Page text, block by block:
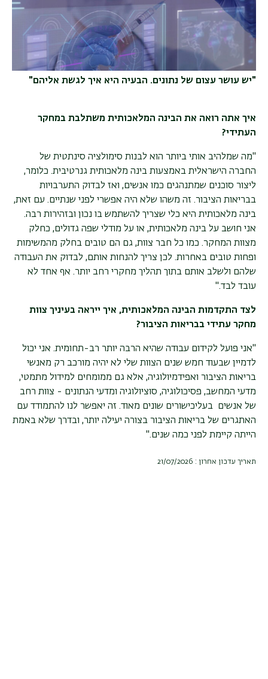
"יש עושר עצום של נתונים. הבעיה היא איך לגשת אליהם"
איך אתה רואה את הבינה המלאכותית משתלבת במחקר
העתידי?
"מה שמלהיב אותי ביותר הוא לבנות סימולציה סינתטית של
החברה הישראלית באמצעות בינה מלאכותית גנרטיבית. כלומר,
ליצור סוכנים שמתנהגים כמו אנשים, ואז לבדוק התערבויות
בבריאות הציבור. זה משהו שלא היה אפשרי לפני שנתיים. עם זאת,
בינה מלאכותית היא כלי שצריך להשתמש בו נכון ובזהירות רבה.
אני חושב על בינה מלאכותית, או על מודלי שפה גדולים, כחלק
מצוות המחקר. כמו כל חבר צוות, גם הם טובים בחלק מהמשימות
ופחות טובים באחרות. לכן צריך להנחות אותם, לבדוק את העבודה
שלהם ולשלב אותם בתוך תהליך מחקרי רחב יותר. אף אחד לא
עובד לבד".
לצד התקדמות הבינה המלאכותית, איך ייראה בעיניך צוות
מחקר עתידי בבריאות הציבור?
"אני פועל לקידום עבודה שהיא הרבה יותר רב-תחומית. אני יכול
לדמיין שבעוד חמש שנים הצוות שלי לא יהיה מורכב רק מאנשי
בריאות הציבור ואפידמיולוגיה, אלא גם ממומחים למידול מתמטי,
מדעי המחשב, פסיכולוגיה, סוציולוגיה ומדעי הנתונים - צוות רחב
של אנשים
כישורים שונים מאוד. זה יאפשר לנו להתמודד עם
האתגרים של בריאות הציבור בצורה יעילה יותר, ובדרך שלא באמת
הייתה קיימת לפני כמה שנים".
תאריך עדכון אחרון : 21/07/2026